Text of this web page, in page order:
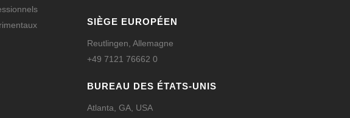
SIÈGE EUROPÉEN
Reutlingen, Allemagne
+49 7121 76662 0
BUREAU DES ÉTATS-UNIS
Atlanta, GA, USA